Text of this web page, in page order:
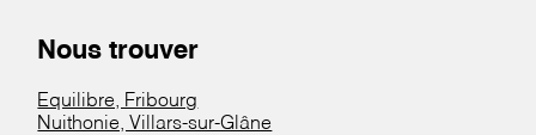
Nous trouver
Equilibre, Fribourg
Nuithonie, Villars-sur-Glâne